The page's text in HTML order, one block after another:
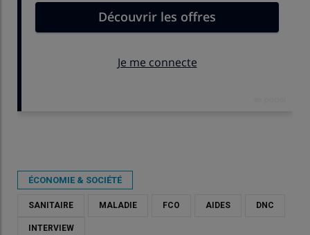
ÉCONOMIE & SOCIÉTÉ
SANITAIRE MALADIE FCO AIDES DNC
INTERVIEW